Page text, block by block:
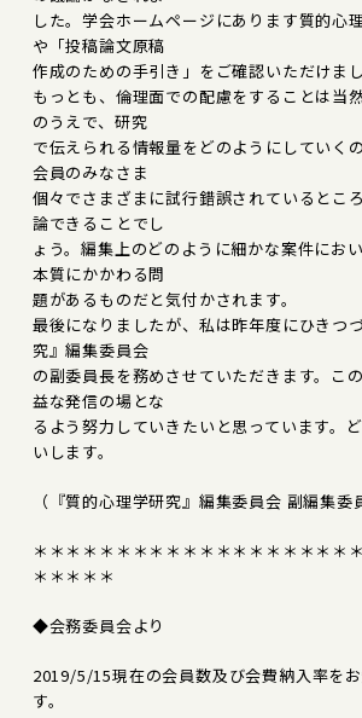
した。学会ホームページにあります質的心
や「投稿論文原稿
作成のための手引き」をご確認いただけま
もっとも、倫理面での配慮をすることは当
のうえで、研究
で伝えられる情報量をどのようにしていく
会員のみなさま
個々でさまざまに試行錯誤されているとこ
論できることでし
ょう。編集上のどのように細かな案件にお
本質にかかわる問
題があるものだと気付かされます。
最後になりましたが、私は昨年度にひきつ
究』編集委員会
の副委員長を務めさせていただきます。こ
益な発信の場とな
るよう努力していきたいと思っています。
いします。
（『質的心理学研究』編集委員会 副編集
＊＊＊＊＊＊＊＊＊＊＊＊＊＊＊＊＊＊＊
＊＊＊＊＊
◆会務委員会より
2019/5/15現在の会員数及び会費納入率を
す。